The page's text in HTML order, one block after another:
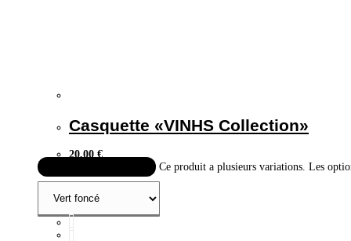
Casquette «VINHS Collection»
20,00€
Ce produit a plusieurs variations. Les